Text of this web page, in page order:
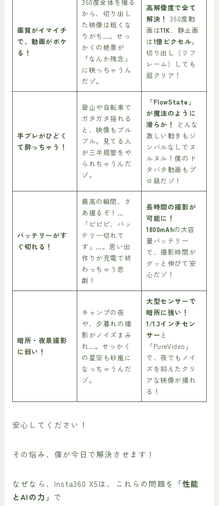
画質がイマイチ
で、動画がボケ
る！
から、切り出し
た映像は粗くな
りがち…。せっ
かくの絶景が
「なんか残念」
に映っちゃうん
だゾ。
高解像度で全て
解決！ 360度動
画は11K、静止画
は1億ピクセル。
切り出し（リフ
レーム）しても
超クリア！
手ブレがひどく
て酔っちゃう！
登山や自転車で
ガタガタ揺れる
と、映像もブル
ブル。見てる人
が三半規管をや
られちゃうんだ
ゾ。
「FlowState」
が魔法のように
滑らか！
どんな
激しい動きもジ
ンバルなしでヌ
ルヌル！僕のド
タバタ動画もプ
ロ級だゾ！
バッテリーがす
ぐ切れる！
最高の瞬間、さ
あ撮るぞ！…
「ピピピ、バッ
テリー切れで
す」…。思い出
作りが充電で終
わっちゃう悲
劇！
長時間の撮影が
可能に！
1800mAhの大容
量バッテリー
で、撮影時間が
グッと伸びて安
心だゾ！
暗所・夜景撮影
に弱い！
キャンプの夜
や、夕暮れの撮
影がノイズまみ
れ…。せっかく
の星空も砂嵐に
なっちゃうんだ
ゾ。
大型センサーで
暗所に強い！
1/1.3インチセン
サー と
「PureVideo」
で、夜でもノイ
ズを抑えたクリ
アな映像が撮れ
る！
安心してください！
その悩み、僕が今日で解決させます！
なぜなら、Insta360 X5は、これらの問題を
「性能
とAIの力」 で